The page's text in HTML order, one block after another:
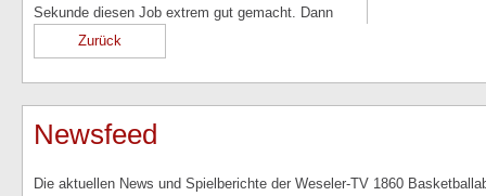
Sekunde diesen Job extrem gut gemacht. Dann
Zurück
Newsfeed
Die aktuellen News und Spielberichte der Weseler-TV 1860